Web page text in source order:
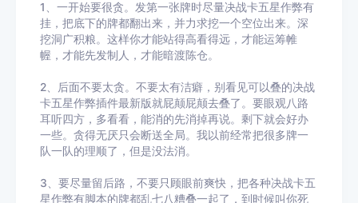
1、一开始要很贪。发第一张牌时尽量决战卡五星作弊有
挂，把底下的牌都翻出来，并力求挖一个空位出来。深
挖洞广积粮。这样你才能站得高看得远，才能运筹帷
幄，才能先发制人，才能暗渡陈仓。
2、后面不要太贪。不要太有洁癖，别看见可以叠的决战
卡五星作弊插件最新版就屁颠屁颠去叠了。要眼观八路
耳听四方，多看看，能消的先消掉再说。剩下就会好办
一些。贪得无厌只会断送全局。我以前经常把很多牌一
队一队的理顺了，但是没法消。
3、要尽量留后路，不要只顾眼前爽快，把各种决战卡五
星作弊有脚本的牌都乱七八糟叠一起了，到时候叫你死